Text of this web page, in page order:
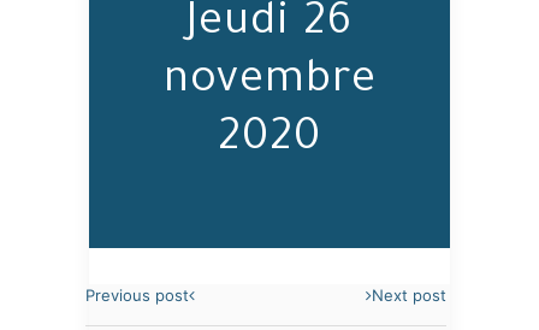
Jeudi 26
novembre
2020
Previous post Next post